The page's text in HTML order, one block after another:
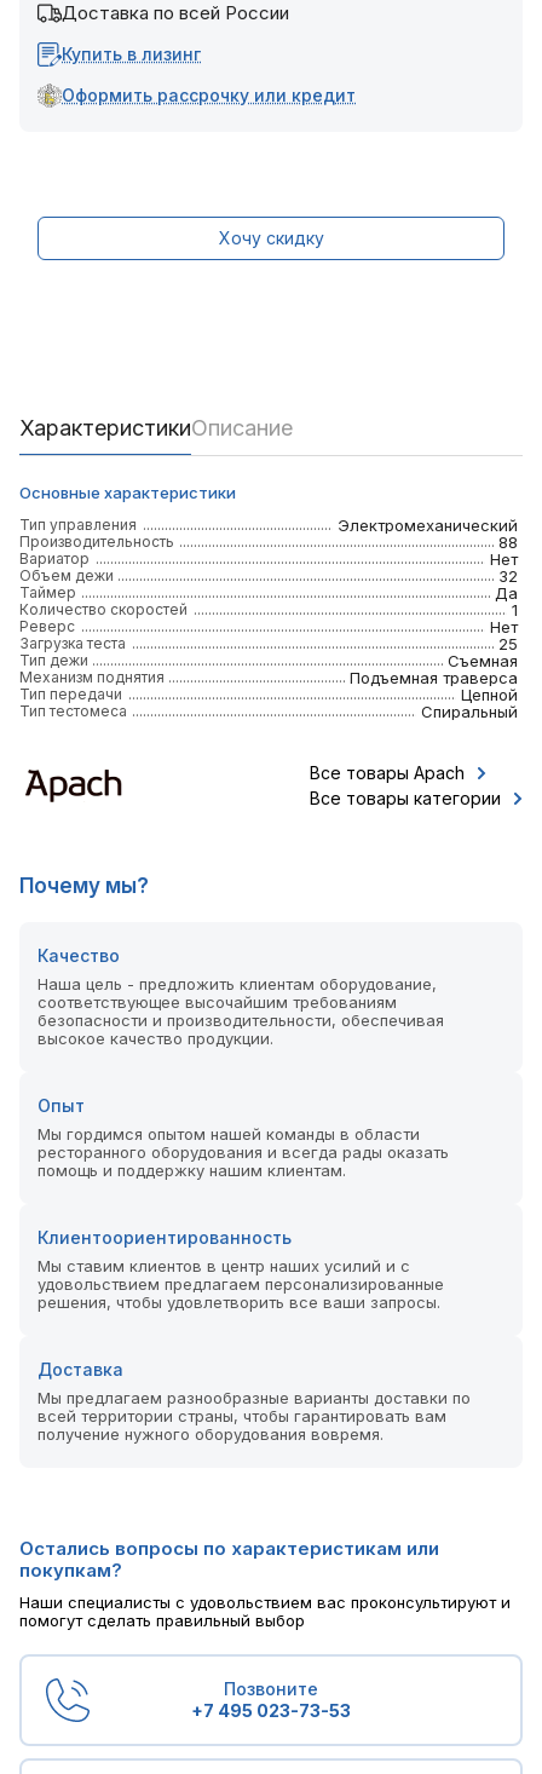
Доставка по всей России
Купить в лизинг
Оформить рассрочку или кредит
Хочу скидку
ХарактеристикиОписание
Основные характеристики
Тип управления Электромеханический
Производительность 88
Вариатор Нет
Объем дежи 32
Таймер Да
Количество скоростей 1
Реверс Нет
Загрузка теста 25
Тип дежи Съемная
Механизм поднятия Подъемная траверса
Тип передачи Цепной
Тип тестомеса Спиральный
Все товары Apach
Все товары категории
Почему мы?
Качество
Наша цель - предложить клиентам оборудование,
соответствующее высочайшим требованиям
безопасности и производительности, обеспечивая
высокое качество продукции.
Опыт
Мы гордимся опытом нашей команды в области
ресторанного оборудования и всегда рады оказать
помощь и поддержку нашим клиентам.
Клиентоориентированность
Мы ставим клиентов в центр наших усилий и с
удовольствием предлагаем персонализированные
решения, чтобы удовлетворить все ваши запросы.
Доставка
Мы предлагаем разнообразные варианты доставки по
всей территории страны, чтобы гарантировать вам
получение нужного оборудования вовремя.
Остались вопросы по характеристикам или
покупкам?
Наши специалисты с удовольствием вас проконсультируют и
помогут сделать правильный выбор
Позвоните
+7 495 023-73-53